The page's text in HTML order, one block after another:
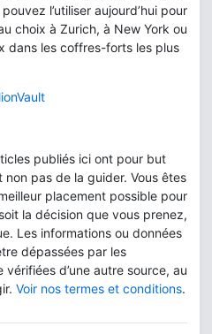
l’utiliser aujourd’hui pour
choix à Zurich, à New York ou
dans les coffres-forts les plus
publiés ici ont pour but
pas de la guider. Vous êtes
placement possible pour
la décision que vous prenez,
Les informations ou données
dépassées par les
d’une autre source, au
Voir nos termes et conditions.